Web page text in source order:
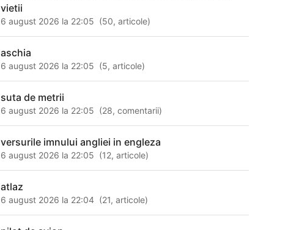
vietii
6 august 2026 la 22:05 (50,articole)
aschia
6 august 2026 la 22:05 (5,articole)
suta de metrii
6 august 2026 la 22:05 (28,comentarii)
versurile imnului angliei in engleza
6 august 2026 la 22:05 (12,articole)
atlaz
6 august 2026 la 22:04 (21,articole)